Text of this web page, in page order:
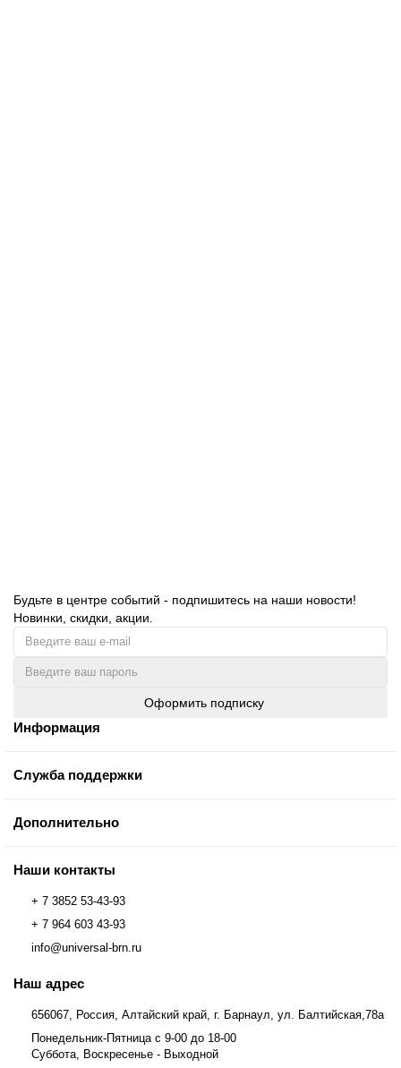
Будьте в центре событий - подпишитесь на наши новости!
Новинки, скидки, акции.
Оформить подписку
Информация
Служба поддержки
Дополнительно
Наши контакты
+ 7 3852 53-43-93
+ 7 964 603 43-93
info@universal-brn.ru
Наш адрес
656067, Россия, Алтайский край, г. Барнаул, ул. Балтийская,78а
Понедельник-Пятница с 9-00 до 18-00
Суббота, Воскресенье - Выходной